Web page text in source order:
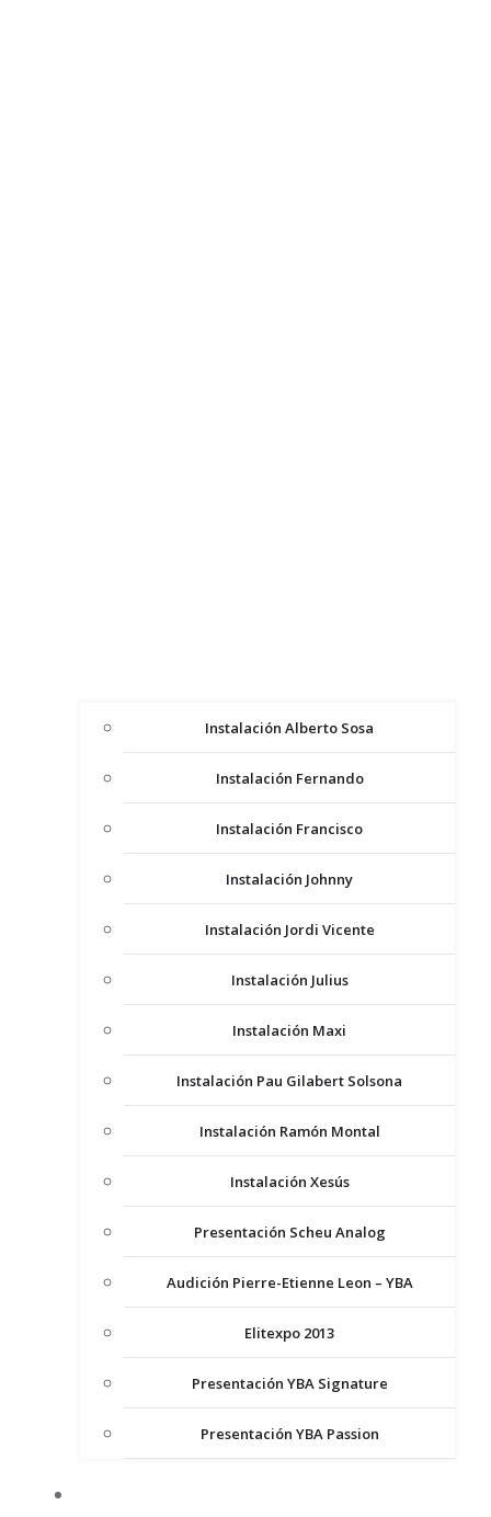
Instalación Alberto Sosa
Instalación Fernando
Instalación Francisco
Instalación Johnny
Instalación Jordi Vicente
Instalación Julius
Instalación Maxi
Instalación Pau Gilabert Solsona
Instalación Ramón Montal
Instalación Xesús
Presentación Scheu Analog
Audición Pierre-Etienne Leon – YBA
Elitexpo 2013
Presentación YBA Signature
Presentación YBA Passion